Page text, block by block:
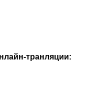
транляции: